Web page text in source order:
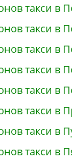
такси в
такси в
такси в
такси в
такси в
такси в
такси в
такси в